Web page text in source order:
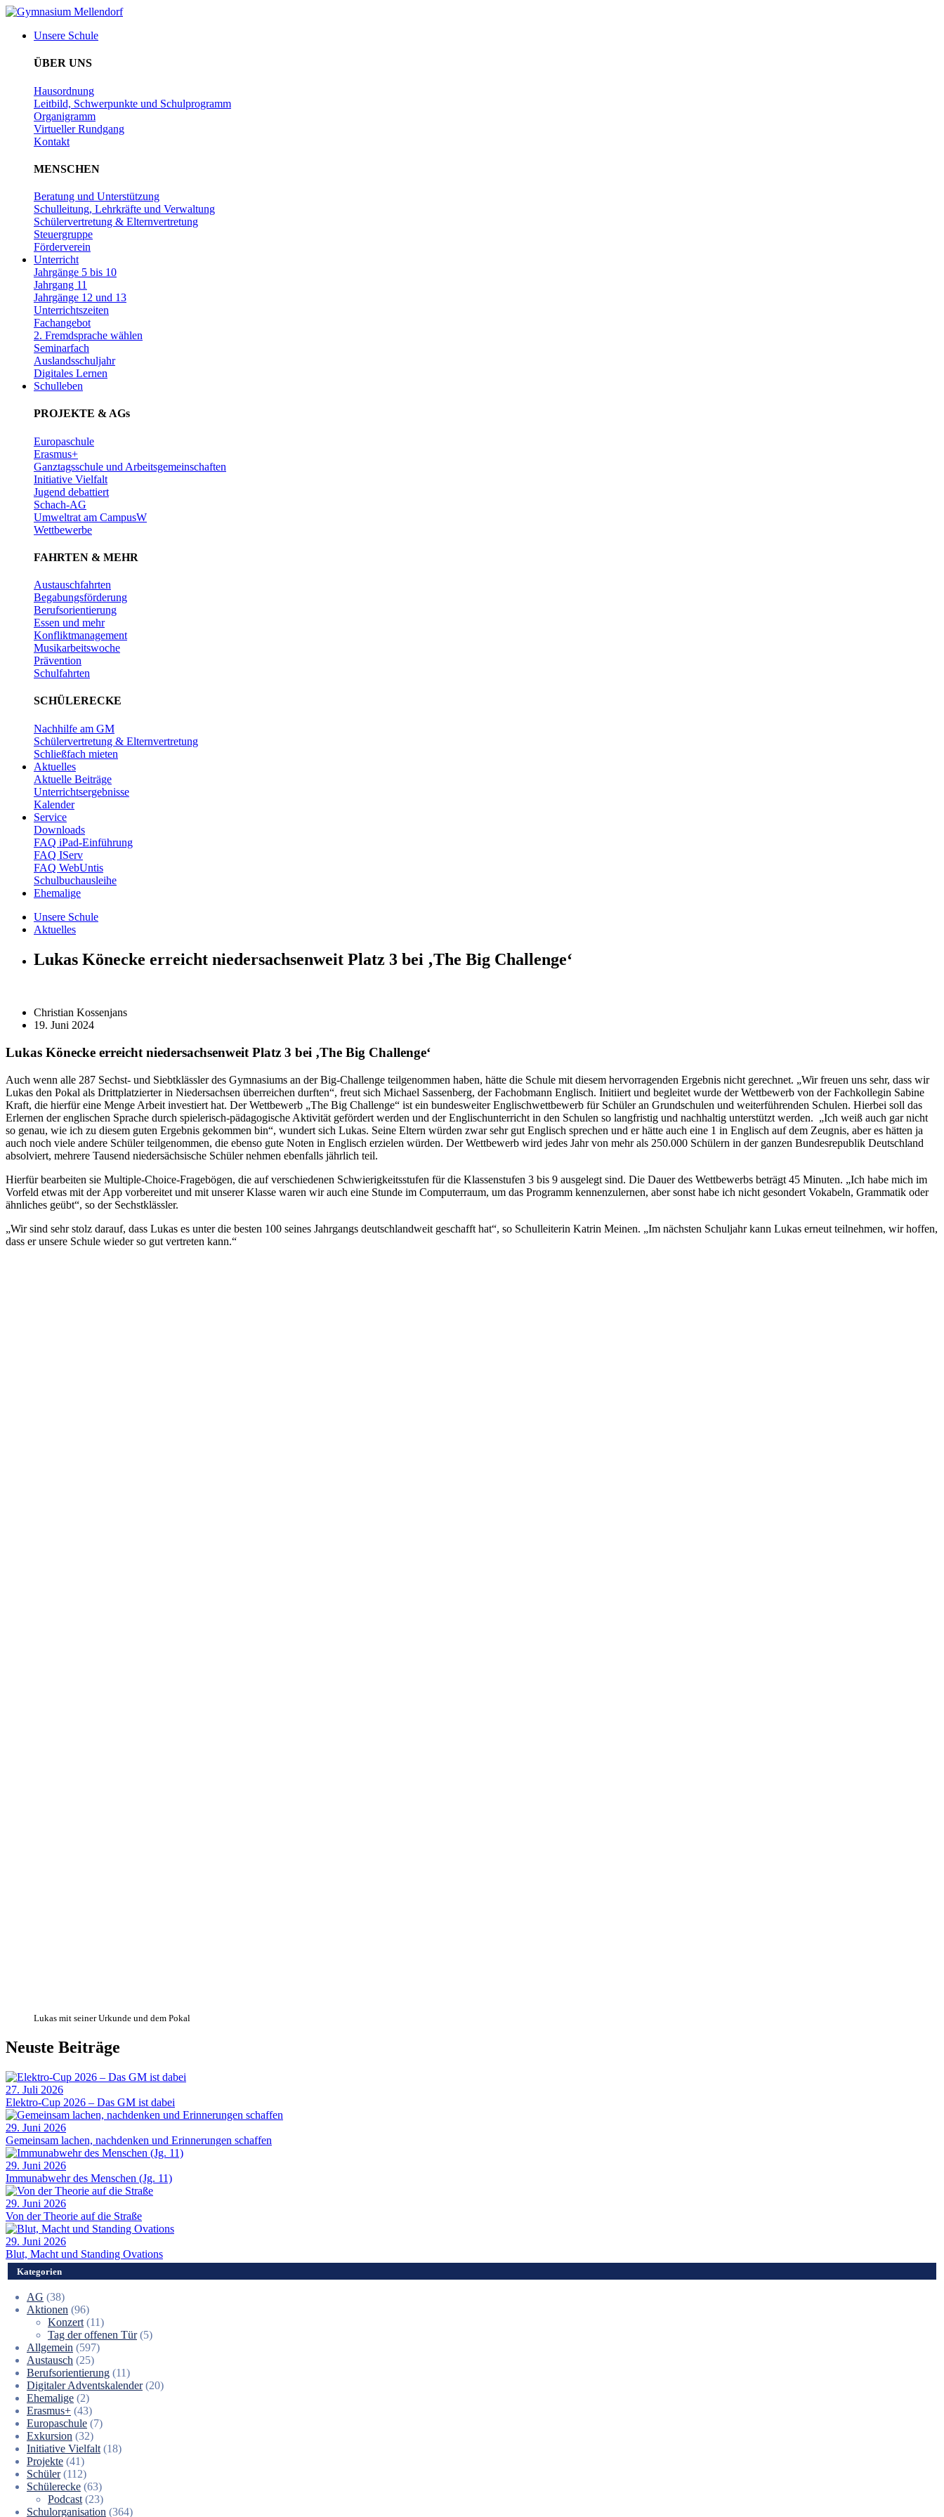
Zum
wechselnUnsere Schule
ÜBER UNS
Hausordnung
Leitbild, Schwerpunkte und Schulprogramm
Organigramm
Virtueller Rundgang
Kontakt
MENSCHEN
Beratung und Unterstützung
Schulleitung, Lehrkräfte und Verwaltung
Schülervertretung & Elternvertretung
Steuergruppe
Förderverein
Unterricht
Jahrgänge 5 bis 10
Jahrgang 11
Jahrgänge 12 und 13
Unterrichtszeiten
Fachangebot
2. Fremdsprache wählen
Seminarfach
Auslandsschuljahr
Digitales Lernen
Schulleben
PROJEKTE & AGs
Europaschule
Erasmus+
Ganztagsschule und Arbeitsgemeinschaften
Initiative Vielfalt
Jugend debattiert
Schach-AG
Umweltrat am CampusW
Wettbewerbe
FAHRTEN & MEHR
Austauschfahrten
Begabungsförderung
Berufsorientierung
Essen und mehr
Konfliktmanagement
Musikarbeitswoche
Prävention
Schulfahrten
SCHÜLERECKE
Nachhilfe am GM
Schülervertretung & Elternvertretung
Schließfach mieten
Aktuelles
Aktuelle Beiträge
Unterrichtsergebnisse
Kalender
Service
Downloads
FAQ iPad-Einführung
FAQ IServ
FAQ WebUntis
Schulbuchausleihe
Ehemalige
Unsere Schule
Aktuelles
Lukas Könecke erreicht niedersachsenweit Platz 3 bei ‚The Big Challenge‘
Christian Kossenjans
19. Juni 2024
Lukas Könecke erreicht niedersachsenweit Platz 3 bei ‚The Big Challenge‘
Auch wenn alle 287 Sechst- und Siebtklässler des Gymnasiums an der Big-Challenge teilgenommen haben, hätte die Schule mit diesem hervorragenden Ergebnis nicht gerechnet. „Wir freuen uns sehr, dass wir
Lukas den Pokal als Drittplatzierter in Niedersachsen überreichen durften“, freut sich Michael Sassenberg, der Fachobmann Englisch. Initiiert und begleitet wurde der Wettbewerb von der Fachkollegin Sabine
Kraft, die hierfür eine Menge Arbeit investiert hat. Der Wettbewerb „The Big Challenge“ ist ein bundesweiter Englischwettbewerb für Schüler an Grundschulen und weiterführenden Schulen. Hierbei soll das
Erlernen der englischen Sprache durch spielerisch-pädagogische Aktivität gefördert werden und der Englischunterricht in den Schulen so langfristig und nachhaltig unterstützt werden. „Ich weiß auch gar nicht
so genau, wie ich zu diesem guten Ergebnis gekommen bin“, wundert sich Lukas. Seine Eltern würden zwar sehr gut Englisch sprechen und er hätte auch eine 1 in Englisch auf dem Zeugnis, aber es hätten ja
auch noch viele andere Schüler teilgenommen, die ebenso gute Noten in Englisch erzielen würden. Der Wettbewerb wird jedes Jahr von mehr als 250.000 Schülern in der ganzen Bundesrepublik Deutschland
absolviert, mehrere Tausend niedersächsische Schüler nehmen ebenfalls jährlich teil.
Hierfür bearbeiten sie Multiple-Choice-Fragebögen, die auf verschiedenen Schwierigkeitsstufen für die Klassenstufen 3 bis 9 ausgelegt sind. Die Dauer des Wettbewerbs beträgt 45 Minuten. „Ich habe mich im
Vorfeld etwas mit der App vorbereitet und mit unserer Klasse waren wir auch eine Stunde im Computerraum, um das Programm kennenzulernen, aber sonst habe ich nicht gesondert Vokabeln, Grammatik oder
ähnliches geübt“, so der Sechstklässler.
„Wir sind sehr stolz darauf, dass Lukas es unter die besten 100 seines Jahrgangs deutschlandweit geschafft hat“, so Schulleiterin Katrin Meinen. „Im nächsten Schuljahr kann Lukas erneut teilnehmen, wir hoffen,
dass er unsere Schule wieder so gut vertreten kann.“
Lukas mit seiner Urkunde und dem Pokal
Neuste Beiträge
27. Juli 2026
Elektro-Cup 2026 – Das GM ist dabei
29. Juni 2026
Gemeinsam lachen, nachdenken und Erinnerungen schaffen
29. Juni 2026
Immunabwehr des Menschen (Jg. 11)
29. Juni 2026
Von der Theorie auf die Straße
29. Juni 2026
Blut, Macht und Standing Ovations
Kategorien
AG (38)
Aktionen (96)
Konzert (11)
Tag der offenen Tür(5)
Allgemein (597)
Austausch (25)
Berufsorientierung (11)
Digitaler Adventskalender(20)
Ehemalige (2)
Erasmus+ (43)
Europaschule (7)
Exkursion (32)
Initiative Vielfalt (18)
Projekte (41)
Schüler(112)
Schülerecke (63)
Podcast (23)
Schulorganisation (364)